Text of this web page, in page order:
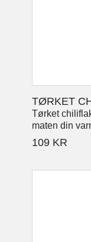
TØRKET
Tørket
maten din
109 KR